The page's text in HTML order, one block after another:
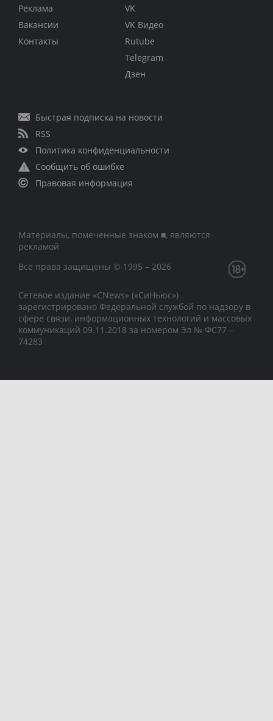
Реклама
Вакансии
Контакты
VK
VK Видео
Rutube
Telegram
Дзен
Быстрая подписка на новости
RSS
Политика конфиденциальности
Сообщить об ошибке
Правовая информация
Материалы, помеченные знаком ■, являются
рекламой
Все права защищены © 1995 – 2026
Сетевое издание «CNews» («СиНьюс»)
зарегистрировано Федеральной службой по надзору в
сфере связи, информационных технологий и массовых
коммуникаций 09.11.2018 за номером Эл № ФС77 –
74283